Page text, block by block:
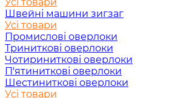
Швейні машини зигзаг
Усі товари
Промислові оверлоки
Триниткові оверлоки
Чотириниткові оверлоки
П'ятиниткові оверлоки
Шестиниткові оверлоки
Усі товари